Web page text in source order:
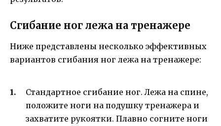
Сгибание ног лежа на тренажере
Ниже представлены несколько эффективных
вариантов сгибания ног лежа на тренажере:
Стандартное сгибание ног. Лежа на спине,
положите ноги на подушку тренажера и
захватите рукоятки. Плавно согните ноги